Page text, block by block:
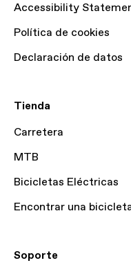
Accessibility
Política de cookies
Declaración de datos
Tienda
Carretera
MTB
Bicicletas Eléctricas
Encontrar una
Soporte